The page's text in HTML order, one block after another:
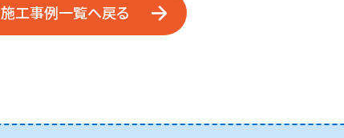
施工事例一覧へ戻る